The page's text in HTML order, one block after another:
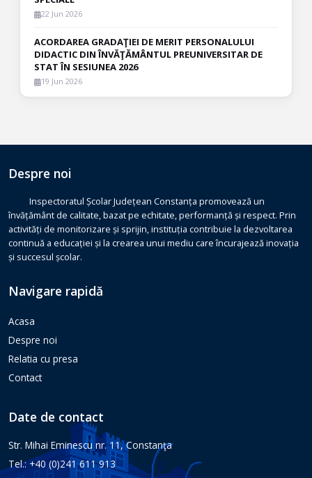
22 Jun 2026
ACORDAREA GRADAŢIEI DE MERIT PERSONALULUI
DIDACTIC DIN ÎNVĂŢĂMÂNTUL PREUNIVERSITAR DE
STAT ÎN SESIUNEA 2026
19 Jun 2026
Despre noi
Inspectoratul Școlar Județean Constanța promovează un
învățământ de calitate, bazat pe echitate, performanță și respect. Prin
activități de monitorizare și sprijin, instituția contribuie la dezvoltarea
continuă a educației și la crearea unui mediu care încurajează inovația
și succesul școlar.
Navigare rapidă
Acasa
Despre noi
Relatia cu presa
Contact
Date de contact
Str. Mihai Eminescu nr. 11, Constanţa
Tel.: +40 (0)241 611 913